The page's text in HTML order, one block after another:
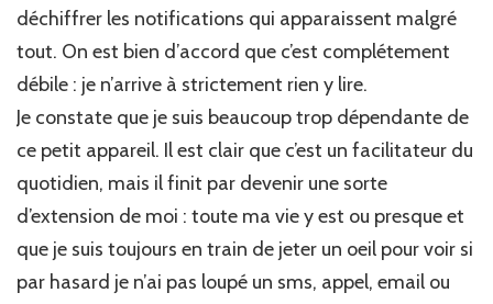
déchiffrer les notifications qui apparaissent malgré
tout. On est bien d’accord que c’est complétement
débile : je n’arrive à strictement rien y lire.
Je constate que je suis beaucoup trop dépendante de
ce petit appareil. Il est clair que c’est un facilitateur du
quotidien, mais il finit par devenir une sorte
d’extension de moi : toute ma vie y est ou presque et
que je suis toujours en train de jeter un oeil pour voir si
par hasard je n’ai pas loupé un sms, appel, email ou